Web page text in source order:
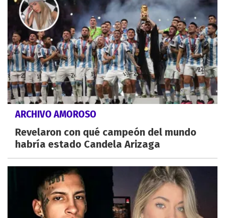
ARCHIVO AMOROSO
Revelaron con qué campeón del mundo
habría estado Candela Arizaga